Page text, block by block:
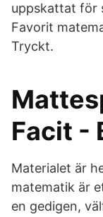
uppskattat för
Favorit
Tryckt.
Facit -
Materialet är
matematik är
en gedigen,